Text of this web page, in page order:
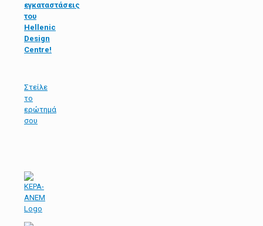
εγκαταστάσεις
του
Hellenic
Design
Centre!
Στείλε
τo
ερώτημά
σου